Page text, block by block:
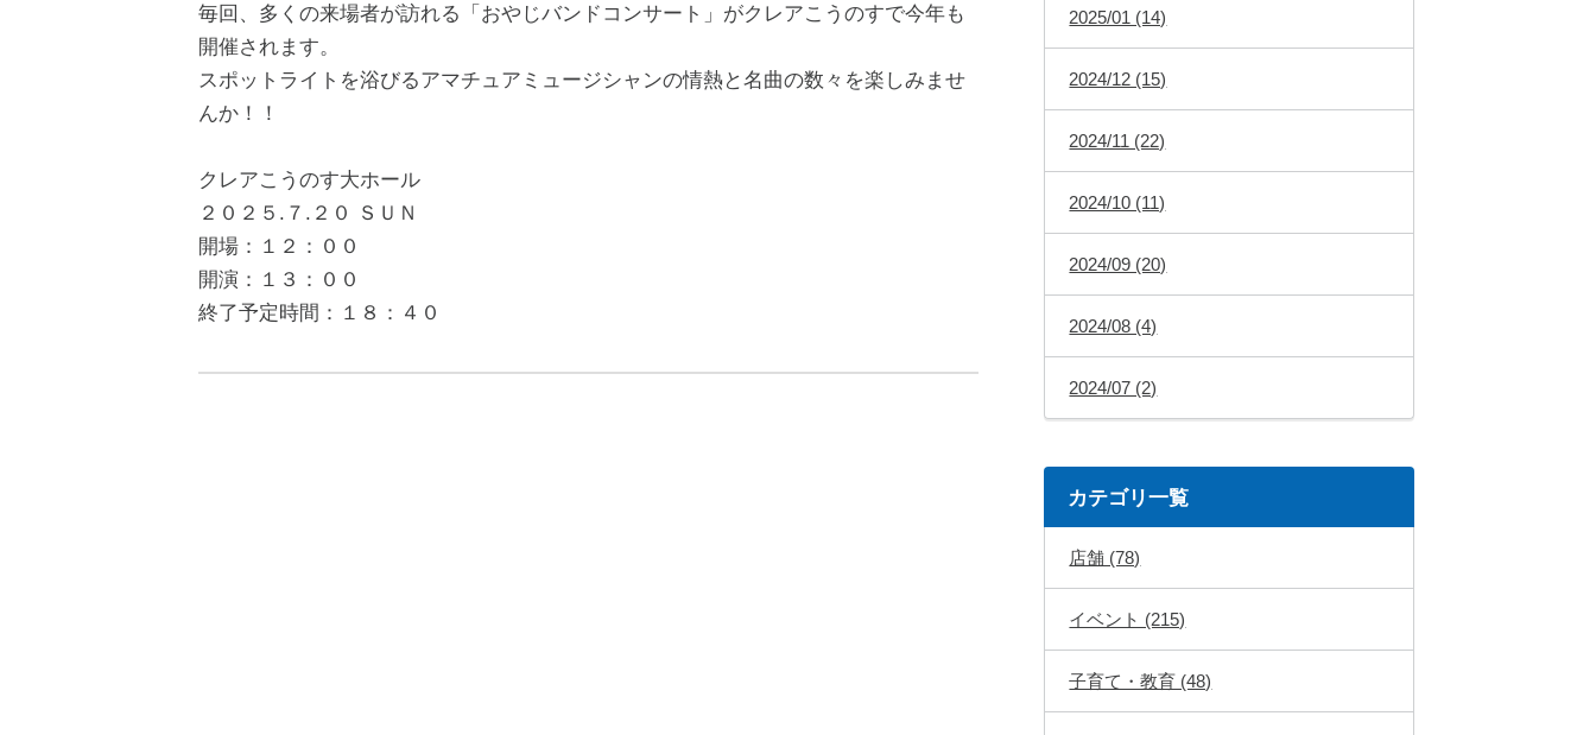
毎回、多くの来場者が訪れる「おやじバンドコンサート」がクレアこうのすで今年も
開催されます。
スポットライトを浴びるアマチュアミュージシャンの情熱と名曲の数々を楽しみませ
んか！！
クレアこうのす大ホール
２０２５.７.２０ ＳＵＮ
開場：１２：００
開演：１３：００
終了予定時間：１８：４０
2025/01 (14)
2024/12 (15)
2024/11 (22)
2024/10 (11)
2024/09 (20)
2024/08 (4)
2024/07 (2)
カテゴリ一覧
店舗 (78)
イベント (215)
子育て・教育 (48)